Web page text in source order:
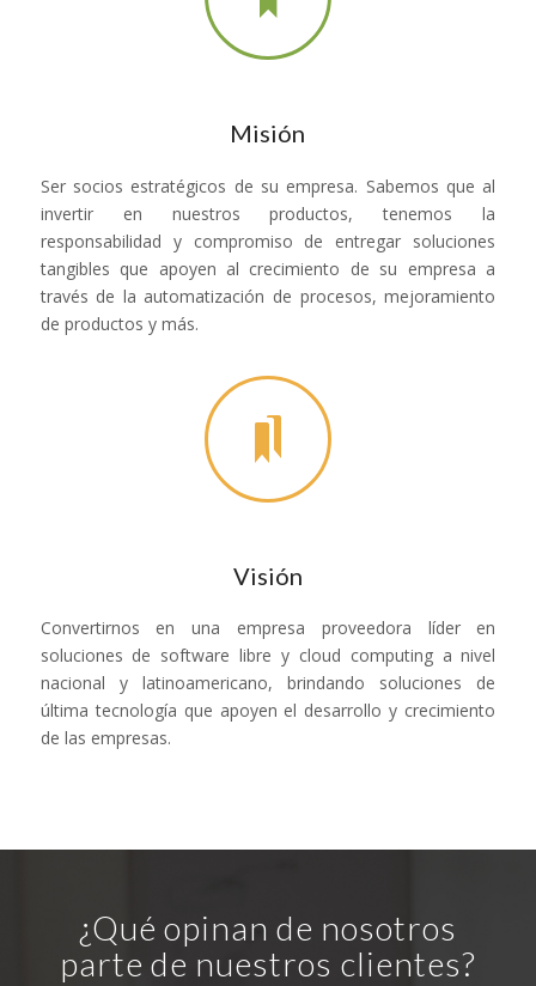
Misión
Ser socios estratégicos de su empresa. Sabemos que al
invertir en nuestros productos, tenemos la
responsabilidad y compromiso de entregar soluciones
tangibles que apoyen al crecimiento de su empresa a
través de la automatización de procesos, mejoramiento
de productos y más.
Visión
Convertirnos en una empresa proveedora líder en
soluciones de software libre y cloud computing a nivel
nacional y latinoamericano, brindando soluciones de
última tecnología que apoyen el desarrollo y crecimiento
de las empresas.
¿Qué opinan de nosotros
parte de nuestros clientes?